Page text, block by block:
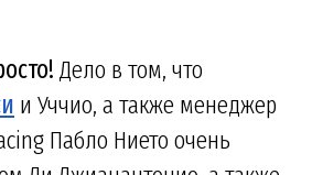
Дело в том, что
и Уччио, а также менеджер
Пабло Нието очень